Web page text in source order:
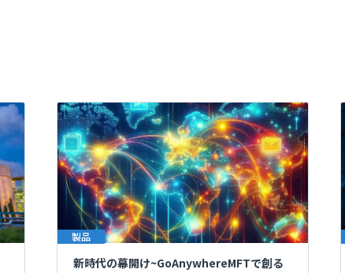
製品
新時代の幕開け~GoAnywhereMFTで創る